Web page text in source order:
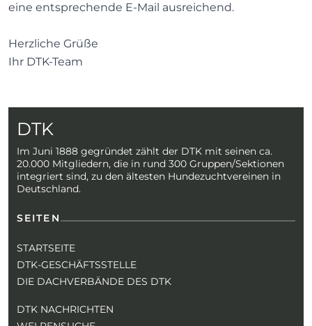
eine entsprechende E-Mail ausreichend.
Herzliche Grüße
Ihr DTK-Team
DTK
Im Juni 1888 gegründet zählt der DTK mit seinen ca.
20.000 Mitgliedern, die in rund 300 Gruppen/Sektionen
integriert sind, zu den ältesten Hundezuchtvereinen in
Deutschland.
SEITEN
STARTSEITE
DTK-GESCHÄFTSSTELLE
DIE DACHVERBÄNDE DES DTK
DTK NACHRICHTEN